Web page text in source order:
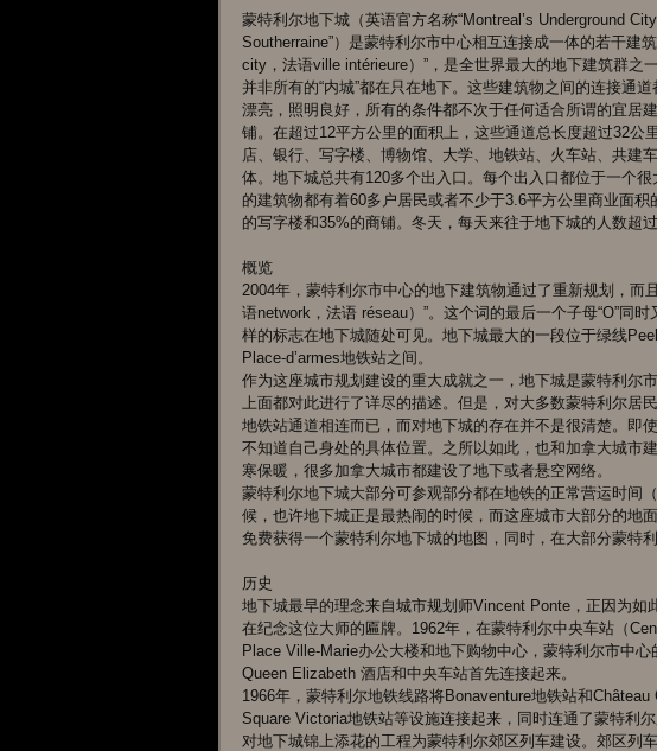
蒙特利尔地下城（英语官方名称“Montreal’s Underground
Southerraine”）是蒙特利尔市中心相互连接成一体的若干建
city，法语ville intérieure）”，是全世界最大的地下建筑群之
并非所有的“内城”都在只在地下。这些建筑物之间的连接通
漂亮，照明良好，所有的条件都不次于任何适合所谓的宜居
铺。在超过12平方公里的面积上，这些通道总长度超过32公
店、银行、写字楼、博物馆、大学、地铁站、火车站、共建
体。地下城总共有120多个出入口。每个出入口都位于一个
的建筑物都有着60多户居民或者不少于3.6平方公里商业面
的写字楼和35%的商铺。冬天，每天来往于地下城的人数超
概览
2004年，蒙特利尔市中心的地下建筑物通过了重新规划，而
语network，法语 réseau）”。这个词的最后一个子母“O”同
样的标志在地下城随处可见。地下城最大的一段位于绿线
Place-d’armes地铁站之间。
作为这座城市规划建设的重大成就之一，地下城是蒙特利尔
上面都对此进行了详尽的描述。但是，对大多数蒙特利尔居
地铁站通道相连而已，而对地下城的存在并不是很清楚。即
不知道自己身处的具体位置。之所以如此，也和加拿大城市
寒保暖，很多加拿大城市都建设了地下或者悬空网络。
蒙特利尔地下城大部分可参观部分都在地铁的正常营运时间
候，也许地下城正是最热闹的时候，而这座城市大部分的地
免费获得一个蒙特利尔地下城的地图，同时，在大部分蒙特
历史
地下城最早的理念来自城市规划师Vincent Ponte，正因为如
在纪念这位大师的匾牌。1962年，在蒙特利尔中央车站（
Place Ville-Marie办公大楼和地下购物中心，蒙特利尔市中
Queen Elizabeth 酒店和中央车站首先连接起来。
1966年，蒙特利尔地铁线路将Bonaventure地铁站和Château
Square Victoria地铁站等设施连接起来，同时连通了蒙特利
对地下城锦上添花的工程为蒙特利尔郊区列车建设。郊区列